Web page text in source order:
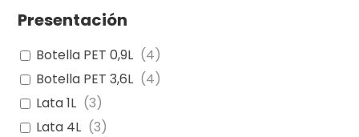
Presentación
Botella PET 0,9L (4)
Botella PET 3,6L (4)
Lata 1L (3)
Lata 4L (3)